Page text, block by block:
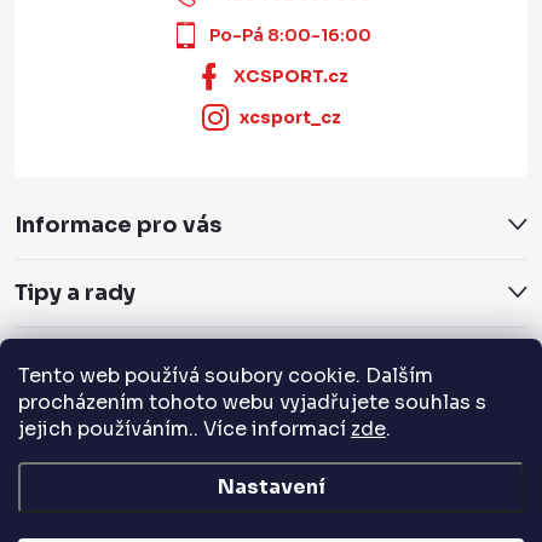
Tento web používá soubory cookie. Dalším
procházením tohoto webu vyjadřujete souhlas s
jejich používáním.. Více informací zde.
Nastavení
Po-Pá 8:00-16:00
XCSPORT.cz
xcsport_cz
Informace pro vás
Tipy a rady
Servis a služby
Přijímáme online platby